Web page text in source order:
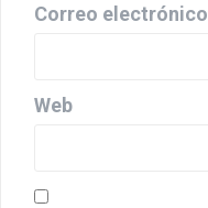
Correo electrónico
Web